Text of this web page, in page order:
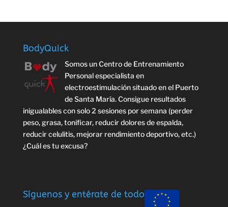
BodyQuick
Somos un Centro de Entrenamiento
Personal especialista en
electroestimulación situado en el Puerto
de Santa María. Consigue resultados
inigualables con solo 2 sesiones por semana (perder
peso, grasa, tonificar, reducir dolores de espalda,
reducir celulitis, mejorar rendimiento deportivo, etc.)
¿Cuál es tu excusa?
Síguenos y entérate de todo